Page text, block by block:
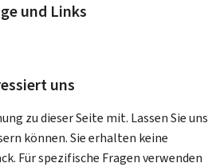
und Links
uns
zu dieser Seite mit. Lassen Sie uns
können. Sie erhalten keine
Für spezifische Fragen verwenden